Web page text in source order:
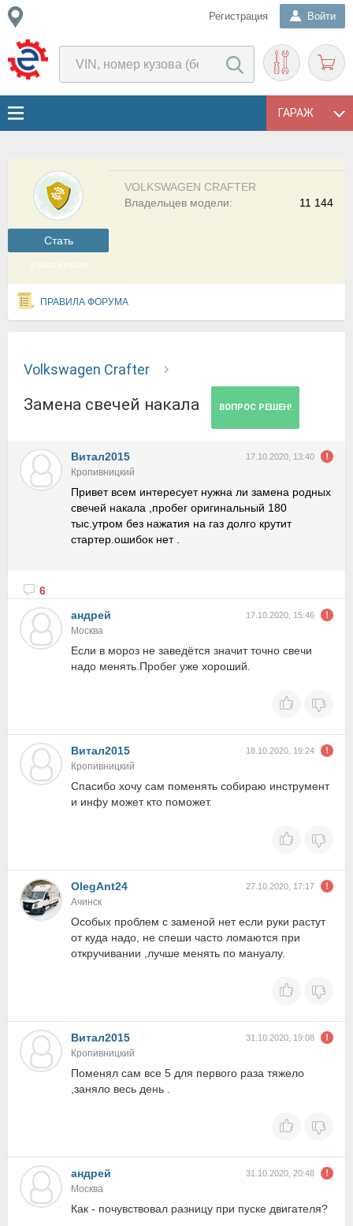
Регистрация Войти
ГАРАЖ
Cтать
участником
VOLKSWAGEN CRAFTER
11 144
Владельцев модели:
ПРАВИЛА ФОРУМА
Volkswagen Crafter
Замена свечей накала ВОПРОС РЕШЕН!
Витал2015 17.10.2020, 13:40
Кропивницкий
Привет всем интересует нужна ли замена родных
свечей накала ,пробег оригинальный 180
тыс.утром без нажатия на газ долго крутит
стартер.ошибок нет .
6
андрей
17.10.2020, 15:46
Москва
Если в мороз не заведётся значит точно свечи
надо менять.Пробег уже хороший.
Витал2015 18.10.2020, 19:24
Кропивницкий
Спасибо хочу сам поменять собираю инструмент
и инфу может кто поможет.
OlegAnt24 27.10.2020, 17:17
Ачинск
Особых проблем с заменой нет если руки растут
от куда надо, не спеши часто ломаются при
откручивании ,лучше менять по мануалу.
Витал2015 31.10.2020, 19:08
Кропивницкий
Поменял сам все 5 для первого раза тяжело
,заняло весь день .
андрей 31.10.2020, 20:48
Москва
Как - почувствовал разницу при пуске двигателя?